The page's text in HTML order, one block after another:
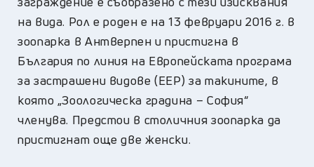
на вида. Рол е роден е на 13 февруари 2016 г. в
зоопарка в Антверпен и пристигна в
България по линия на Европейската програма
за застрашени видове (EEP) за такините, в
която „Зоологическа градина – София“
членува. Предстои в столичния зоопарка да
пристигнат още две женски.